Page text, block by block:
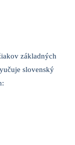
základných
slovenský